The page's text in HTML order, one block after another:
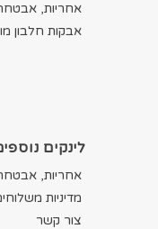
אחריות,
אבקות חלבון
לינקים
אחריות,
מדיניות
צור קשר